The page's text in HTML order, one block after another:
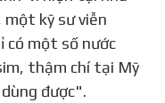
mới bản e-
thác được tối đa
gặp phải với Apple